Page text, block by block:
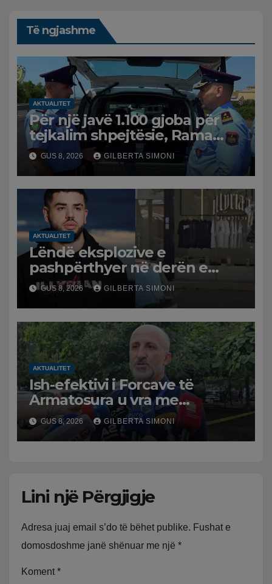
Të ngjashme
AKTUALITET
Për një javë 1.100 gjoba për
tejkalim shpejtësie, Rama
publikon videon: Kamerat e
trafikut së shpejti në
funksion
GUS 8, 2026 GILBERTA SIMONI
AKTUALITET
Lëndë eksplozive e
pashpërthyer në derën e
dyqanit të Noizyt në Durrës,
policia nis hetimet për
ngjarjen
GUS 8, 2026 GILBERTA SIMONI
AKTUALITET
Ish-efektivi i Forcave të
Armatosura u vra me
kallashnikov nga shoku i
fëmijërisë, zv. drejtori i
Hetimit: Kishin konflikt të
GUS 8, 2026 GILBERTA SIMONI
Lini një Përgjigje
Adresa juaj email s’do të bëhet publike. Fushat e
domosdoshme janë shënuar me një *
Koment *